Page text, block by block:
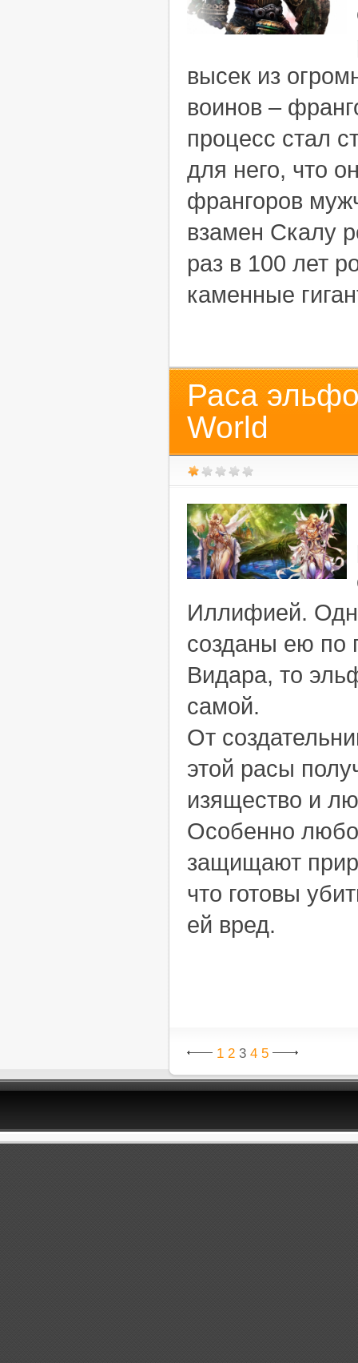
высек из
воинов –
процесс стал
для него, что
франгоров
взамен Скалу
раз в 100 лет
каменные
Раса
World
Иллифией.
созданы ею по
Видара, то
самой.
От
этой расы
изящество и
Особенно
защищают
что готовы
ей вред.
1 2 3 4 5